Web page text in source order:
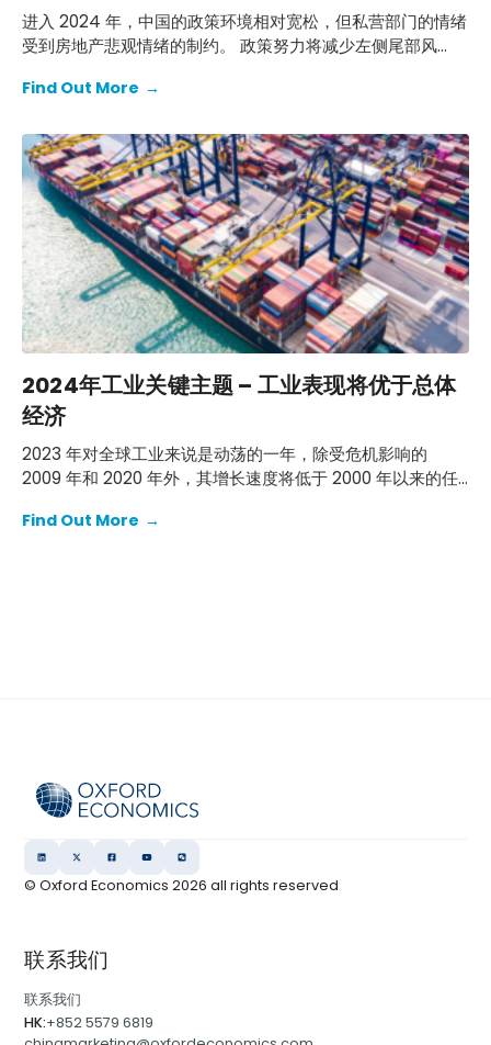
进入 2024 年，中国的政策环境相对宽松，但私营部门的情绪
受到房地产悲观情绪的制约。 政策努力将减少左侧尾部风
到存在上行风险，即政府可能通过刺激实现 2024 年的高增长
Find Out More →
2024年工业关键主题 – 工业表现将优于总体
经济
2023 年对全球工业来说是动荡的一年，除受危机影响的
2009 年和 2020 年外，其增长速度将低于 2000 年以来的任
现之后，2024 年应恢复工业表现优于整体经济的常态。
Find Out More →
© Oxford Economics2026 all rights reserved
联系我们
联系我们
HK:+852 5579 6819